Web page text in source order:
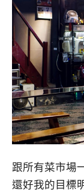
跟所有菜市場
還好我的目標